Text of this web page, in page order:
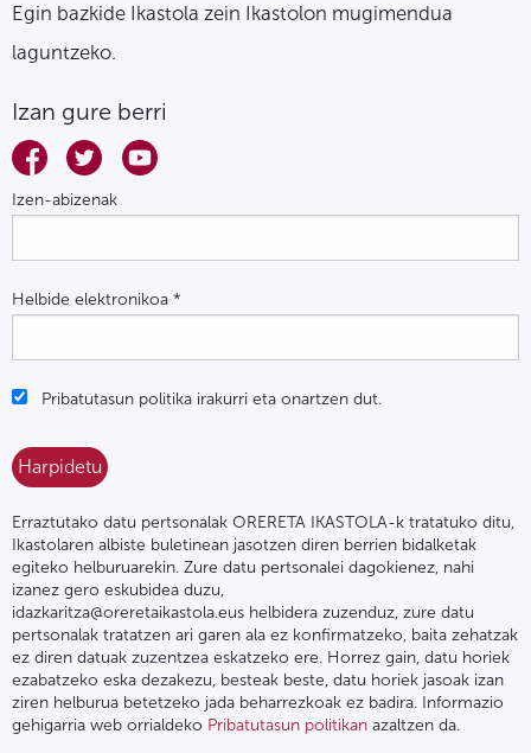
Egin bazkide Ikastola zein Ikastolon mugimendua
laguntzeko.
Izan gure berri
Izen-abizenak
Helbide elektronikoa *
Pribatutasun politika irakurri eta onartzen dut.
Erraztutako datu pertsonalak ORERETA IKASTOLA-k tratatuko ditu,
Ikastolaren albiste buletinean jasotzen diren berrien bidalketak
egiteko helburuarekin. Zure datu pertsonalei dagokienez, nahi
izanez gero eskubidea duzu,
idazkaritza@oreretaikastola.eus helbidera zuzenduz, zure datu
pertsonalak tratatzen ari garen ala ez konfirmatzeko, baita zehatzak
ez diren datuak zuzentzea eskatzeko ere. Horrez gain, datu horiek
ezabatzeko eska dezakezu, besteak beste, datu horiek jasoak izan
ziren helburua betetzeko jada beharrezkoak ez badira. Informazio
gehigarria web orrialdeko Pribatutasun politikan azaltzen da.